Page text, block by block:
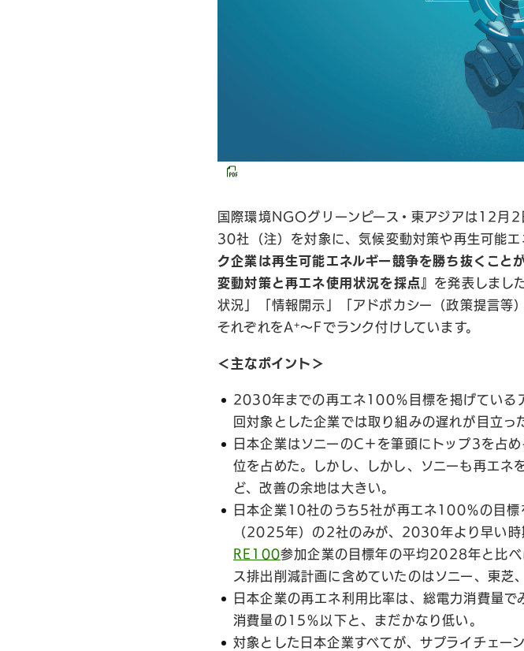
国際環境NGOグリーンピース・東アジアは12月
30社（注）を対象に、気候変動対策や再生可能
ク企業は再生可能エネルギー競争を勝ち抜くこと
変動対策と再エネ使用状況を採点』 を発表しまし
状況」「情報開示」「アドボカシー（政策提言等
それぞれをA+〜Fでランク付けしています。
＜主なポイント＞
2030年までの再エネ100％目標を掲げている
回対象とした企業では取り組みの遅れが目立っ
日本企業はソニーのC＋を筆頭にトップ3を占
位を占めた。しかし、しかし、ソニーも再エ
ど、改善の余地は大きい。
日本企業10社のうち5社が再エネ100％の目
（2025年）の2社のみが、2030年より早い時
RE100参加企業の目標年の平均2028年と比べ
ス排出削減計画に含めていたのはソニー、東芝
日本企業の再エネ利用比率は、総電力消費量
消費量の15％以下と、まだかなり低い。
対象とした日本企業すべてが、サプライチェー